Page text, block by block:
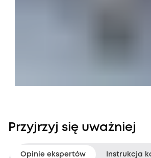
Przyjrzyj się uważniej
Opinie ekspertów Instrukcja